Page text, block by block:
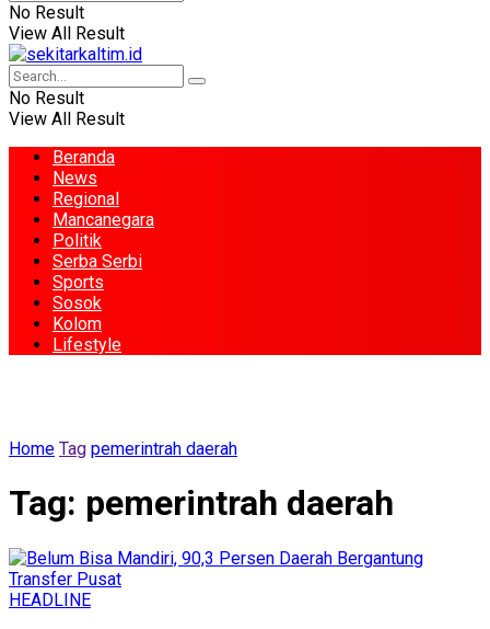
No Result
View All Result
No Result
View All Result
Beranda
News
Regional
Mancanegara
Politik
Serba Serbi
Sports
Sosok
Kolom
Lifestyle
Home Tag pemerintrah daerah
Tag: pemerintrah daerah
HEADLINE